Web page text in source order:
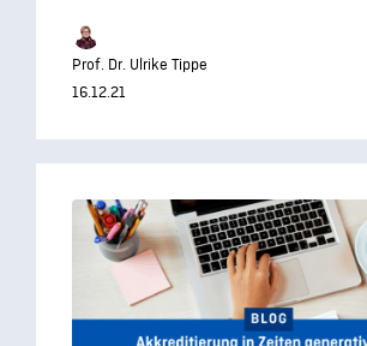
Prof. Dr. Ulrike Tippe
16.12.21